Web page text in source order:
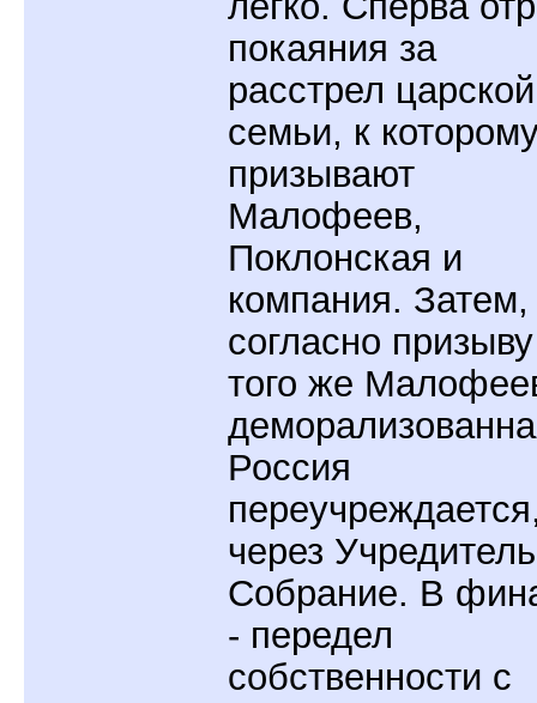
покаяния за
расстрел царской
семьи, к
призывают
Малофеев,
Поклонская и
компания. Затем,
согласно призыву
того же
Россия
через
Собрание. В
- передел
собственности с